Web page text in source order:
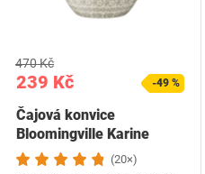
239 Kč
470 Kč
-49 %
Čajová konvice
Bloomingville Karine
(20×)